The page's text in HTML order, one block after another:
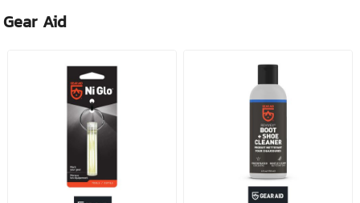
Gear Aid